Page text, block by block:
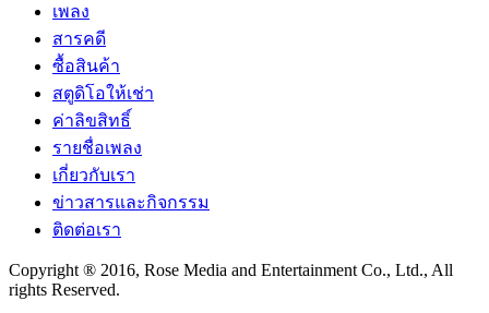
เพลง
สารคดี
ซื้อสินค้า
สตูดิโอให้เช่า
ค่าลิขสิทธิ์
รายชื่อเพลง
เกี่ยวกับเรา
ข่าวสารและกิจกรรม
ติดต่อเรา
Copyright ® 2016, Rose Media and Entertainment Co., Ltd., All
rights Reserved.